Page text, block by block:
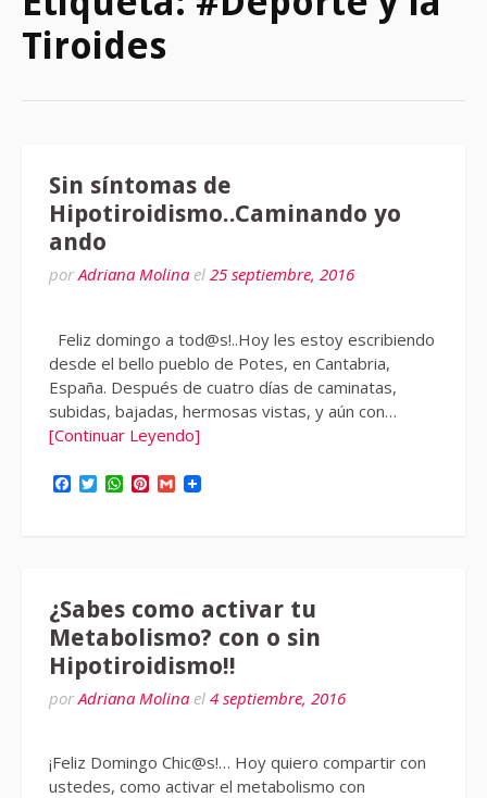
Tiroides
Sin síntomas de
Hipotiroidismo..Caminando yo
ando
porAdriana Molina el 25 septiembre, 2016
Feliz domingo a tod@s!..Hoy les estoy escribiendo
desde el bello pueblo de Potes, en Cantabria,
España. Después de cuatro días de caminatas,
subidas, bajadas, hermosas vistas, y aún con…
[Continuar Leyendo]
Facebook
TwitterWhatsApp
Pinterest
Gmail
¿Sabes como activar tu
Metabolismo? con o sin
Hipotiroidismo!!
por Adriana Molina el 4 septiembre, 2016
¡Feliz Domingo Chic@s!… Hoy quiero compartir con
ustedes, como activar el metabolismo con